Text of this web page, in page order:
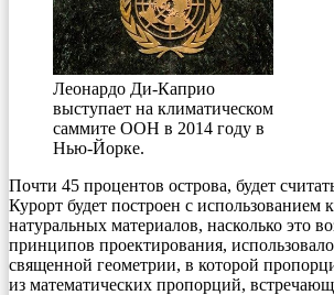
Леонардо Ди-Каприо
выступает на климатическом
саммите ООН в 2014 году в
Нью-Йорке.
Почти 45 процентов острова, будет
Курорт будет построен с использованием
натуральных материалов, насколько это
принципов проектирования,
священной геометрии, в которой
из математических пропорций,